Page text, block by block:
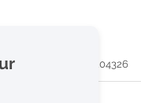
#204326